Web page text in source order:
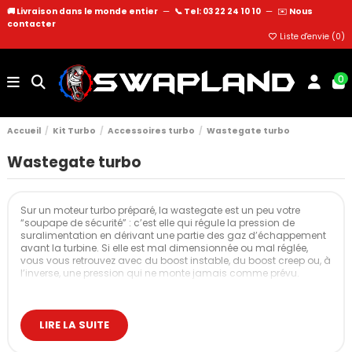
🚚 Livraison dans le monde entier — 📞 Tel: 03 22 24 10 10 — ✉️ Nous
contacter
Liste d'envie (0)
0
Accueil Kit Turbo Accessoires turbo Wastegate turbo
Wastegate turbo
Sur un moteur turbo préparé, la wastegate est un peu votre
“soupape de sécurité” : c’est elle qui régule la pression de
suralimentation en dérivant une partie des gaz d’échappement
avant la turbine. Si elle est mal dimensionnée ou mal réglée,
vous vous retrouvez avec du boost instable, du boost creep ou, à
l’inverse, une pression qui ne monte jamais comme prévu.
cœur du sujet, un contrôle de pression propre et reproductible,
même à forte charge et haute température.
LIRE LA SUITE